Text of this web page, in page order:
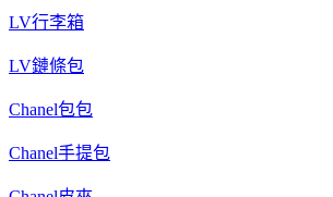
LV行李箱
LV鏈條包
Chanel包包
Chanel手提包